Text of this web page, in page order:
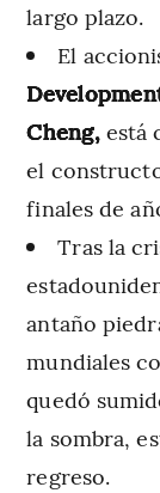
largo plazo.
El
Cheng,está
el
finales de
Tras la
antaño
mundiales
quedó
la sombra,
regreso.